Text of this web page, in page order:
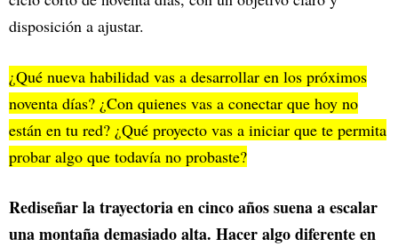
disposición a ajustar.
¿Qué nueva habilidad vas a desarrollar en los próximos
noventa días? ¿Con quienes vas a conectar que hoy no
están en tu red? ¿Qué proyecto vas a iniciar que te permita
probar algo que todavía no probaste?
Rediseñar la trayectoria en cinco años suena a escalar
una montaña demasiado alta. Hacer algo diferente en